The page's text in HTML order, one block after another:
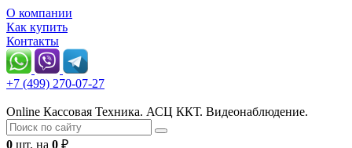
О компании
Как купить
Контакты
+7 (499) 270-07-27
Online Кассовая Техника. АСЦ ККТ. Видеонаблюдение.
0 шт. на 0 ₽